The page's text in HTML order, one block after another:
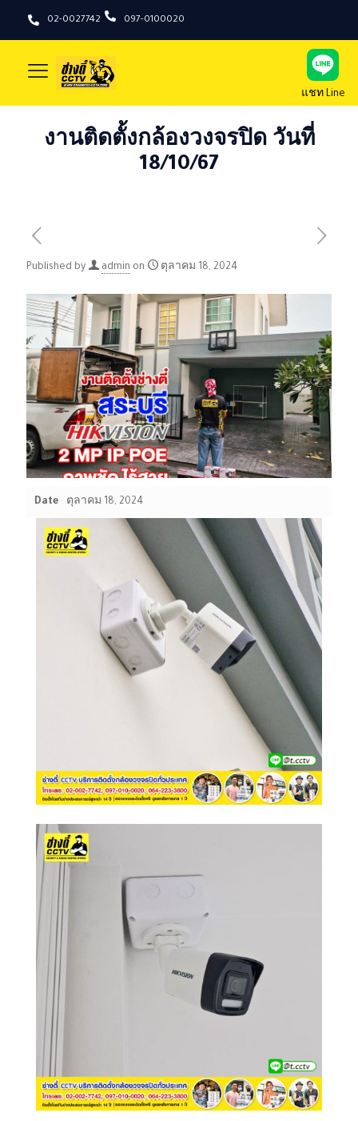
02-0027742 097-0100020
แชท Line
งานติดตั้งกล้องวงจรปิด วันที่
18/10/67
Published by admin on ตุลาคม 18, 2024
Date ตุลาคม 18, 2024